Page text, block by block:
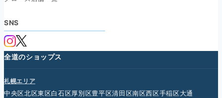
SNS
全道のショップス
札幌エリア
中央区北区東区白石区厚別区豊平区清田区南区西区手稲区大通